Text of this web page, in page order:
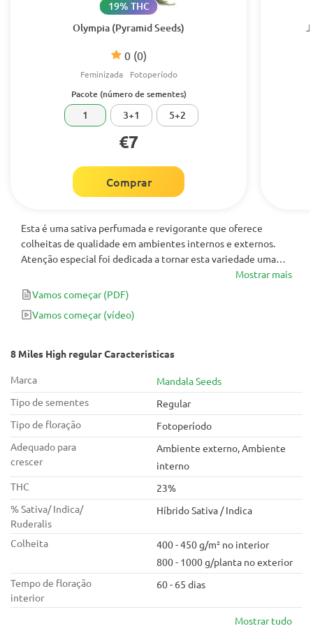
Olympia (Pyramid Seeds)
0 (0)
19% THC
Feminizada Fotoperíodo
Pacote (número de sementes)
1 3+1 5+2
€7
Comprar
Esta é uma sativa perfumada e revigorante que oferece
colheitas de qualidade em ambientes internos e externos.
Atenção especial foi dedicada a tornar esta variedade uma
planta de baixa manutenção que termina em meados de
outubro nos climas do norte. A floração começa rapidamente
com a sexagem da maioria das plantas dentro de uma semana
após a mudança para 12/12. Outra característica positiva é a
precoce, que recompensa seus esforços desde o início.
Mostrar mais
Vamos começar (PDF)
Vamos começar(vídeo)
8 Miles High regular Características
Marca
Mandala Seeds
Tipo de sementes
Regular
Tipo de floração
Fotoperíodo
Adequado para
crescer
Ambiente externo, Ambiente
interno
THC
23%
% Sativa/ Indica/
Ruderalis
Híbrido Sativa / Indica
Colheita
400 - 450 g/m² no interior
800 - 1000 g/planta no exterior
Tempo de floração
interior
60 - 65 dias
Mostrar tudo